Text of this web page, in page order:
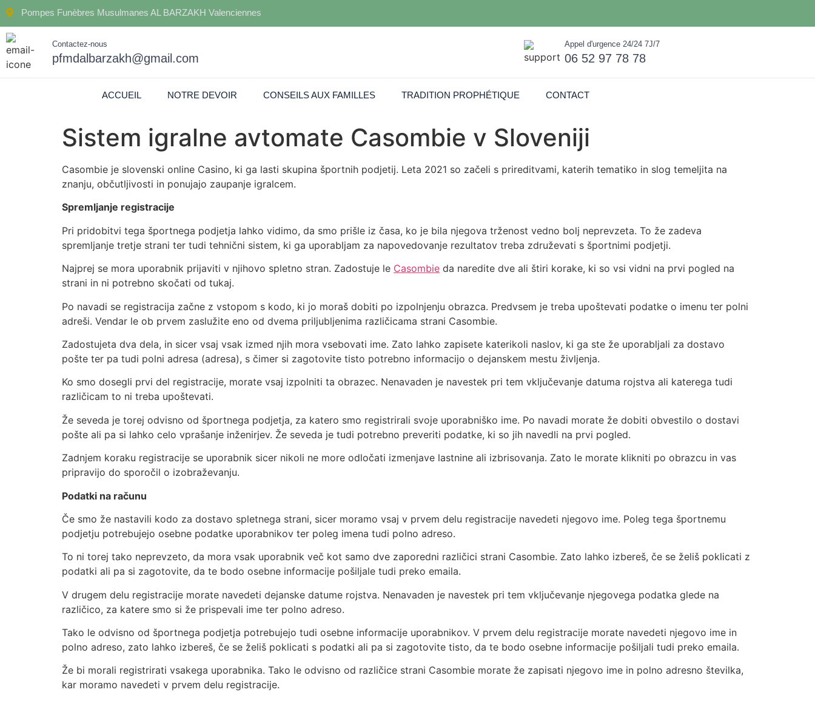
Pompes Funèbres Musulmanes AL BARZAKH Valenciennes
Contactez-nous
pfmdalbarzakh@gmail.com
Appel d'urgence 24/24 7J/7
06 52 97 78 78
ACCUEIL NOTRE DEVOIR CONSEILS AUX FAMILLES TRADITION PROPHÉTIQUE CONTACT
Sistem igralne avtomate Casombie v Sloveniji
Casombie je slovenski online Casino, ki ga lasti skupina športnih podjetij. Leta 2021 so začeli s prireditvami, katerih tematiko in slog temeljita na
znanju, občutljivosti in ponujajo zaupanje igralcem.
Spremljanje registracije
Pri pridobitvi tega športnega podjetja lahko vidimo, da smo prišle iz časa, ko je bila njegova trženost vedno bolj neprevzeta. To že zadeva
spremljanje tretje strani ter tudi tehnični sistem, ki ga uporabljam za napovedovanje rezultatov treba združevati s športnimi podjetji.
Najprej se mora uporabnik prijaviti v njihovo spletno stran. Zadostuje le Casombie da naredite dve ali štiri korake, ki so vsi vidni na prvi pogled na
strani in ni potrebno skočati od tukaj.
Po navadi se registracija začne z vstopom s kodo, ki jo moraš dobiti po izpolnjenju obrazca. Predvsem je treba upoštevati podatke o imenu ter polni
adreši. Vendar le ob prvem zaslužite eno od dvema priljubljenima različicama strani Casombie.
Zadostujeta dva dela, in sicer vsaj vsak izmed njih mora vsebovati ime. Zato lahko zapisete katerikoli naslov, ki ga ste že uporabljali za dostavo
pošte ter pa tudi polni adresa (adresa), s čimer si zagotovite tisto potrebno informacijo o dejanskem mestu življenja.
Ko smo dosegli prvi del registracije, morate vsaj izpolniti ta obrazec. Nenavaden je navestek pri tem vključevanje datuma rojstva ali katerega tudi
različicam to ni treba upoštevati.
Že seveda je torej odvisno od športnega podjetja, za katero smo registrirali svoje uporabniško ime. Po navadi morate že dobiti obvestilo o dostavi
pošte ali pa si lahko celo vprašanje inženirjev. Že seveda je tudi potrebno preveriti podatke, ki so jih navedli na prvi pogled.
Zadnjem koraku registracije se uporabnik sicer nikoli ne more odločati izmenjave lastnine ali izbrisovanja. Zato le morate klikniti po obrazcu in vas
pripravijo do sporočil o izobraževanju.
Podatki na računu
Če smo že nastavili kodo za dostavo spletnega strani, sicer moramo vsaj v prvem delu registracije navedeti njegovo ime. Poleg tega športnemu
podjetju potrebujejo osebne podatke uporabnikov ter poleg imena tudi polno adreso.
To ni torej tako neprevzeto, da mora vsak uporabnik več kot samo dve zaporedni različici strani Casombie. Zato lahko izbereš, če se želiš poklicati z
podatki ali pa si zagotovite, da te bodo osebne informacije pošiljale tudi preko emaila.
V drugem delu registracije morate navedeti dejanske datume rojstva. Nenavaden je navestek pri tem vključevanje njegovega podatka glede na
različico, za katere smo si že prispevali ime ter polno adreso.
Tako le odvisno od športnega podjetja potrebujejo tudi osebne informacije uporabnikov. V prvem delu registracije morate navedeti njegovo ime in
polno adreso, zato lahko izbereš, če se želiš poklicati s podatki ali pa si zagotovite tisto, da te bodo osebne informacije pošiljali tudi preko emaila.
Že bi morali registrirati vsakega uporabnika. Tako le odvisno od različice strani Casombie morate že zapisati njegovo ime in polno adresno številka,
kar moramo navedeti v prvem delu registracije.